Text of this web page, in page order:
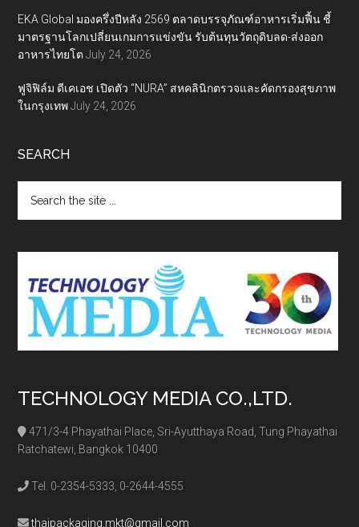
EKA Global มองครึ่งปีหลัง 2569 ตลาดบรรจุภัณฑ์อาหารเริ่มฟื้น ชี้
มาตรฐานโลกเปลี่ยนเกมการแข่งขัน รับต้นทุนวัตถุดิบลด-ส่งออก
อาหารไทยโต July 24, 2026
ฟูจิฟิล์ม ดีเคเอช เปิดตัว “NURA” สหคลินิกตรวจและคัดกรองสุขภาพ
ในกรุงเทพ July 24, 2026
SEARCH
the
TECHNOLOGY MEDIA CO.,LTD.
471/3-4 Phayathai Place, Sri-Ayutthaya Road, Tung Phayathai
Ratchatewi, Bangkok 10400
Tel. 0-2354-5333, 0-2644-4555
thaipackaging.mkt@gmail.com